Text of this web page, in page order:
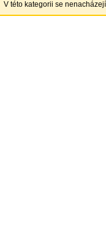
V této kategorii se